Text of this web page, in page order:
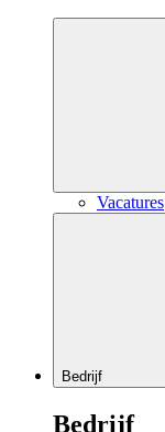
Vacatures
Bedrijf
Bedrijf